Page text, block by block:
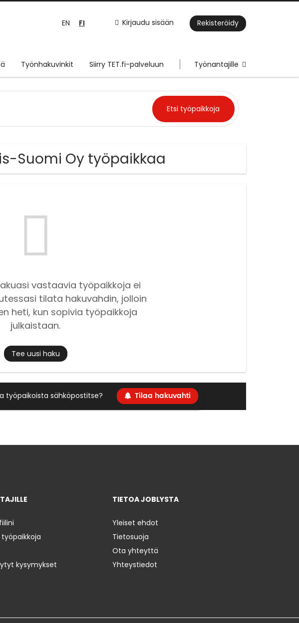
Kirjaudu sisään Rekisteröidy
EN FI
Työnhakuvinkit Siirry TET.fi-palveluun Työnantajille
Suomi Oy työpaikkaa
vastaavia työpaikkoja ei
tilata hakuvahdin, jolloin
heti, kun sopivia työpaikkoja
julkaistaan.
Tee uusi haku
työpaikoista sähköpostitse? Tilaa hakuvahti
kysymykset
TIETOA JOBLYSTA
Yleiset ehdot
Tietosuoja
Ota yhteyttä
Yhteystiedot